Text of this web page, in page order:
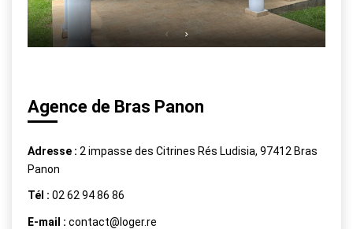
Agence de Bras Panon
Adresse : 2 impasse des Citrines Rés Ludisia, 97412 Bras
Panon
Tél : 02 62 94 86 86
E-mail : contact@loger.re